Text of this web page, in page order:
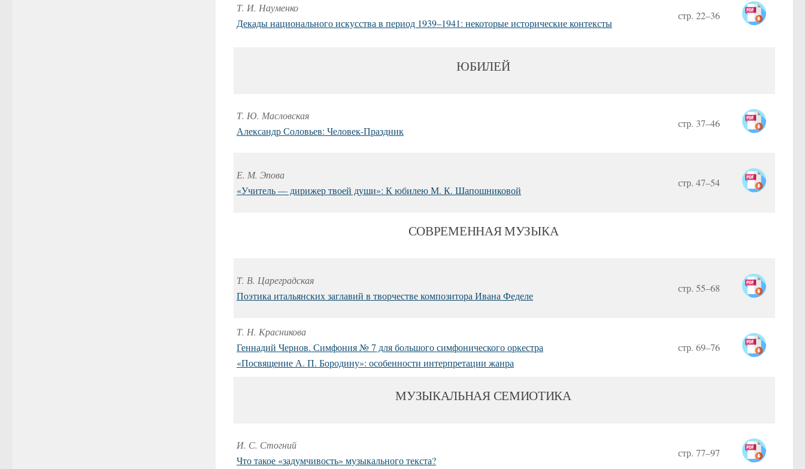
Т. И. Науменко
Декады национального искусства в период 1939–1941: некоторые исторические контексты
стр. 22–36
ЮБИЛЕЙ
Т. Ю. Масловская
Александр Соловьев: Человек-Праздник
стр. 37–46
Е. М. Эпова
«Учитель — дирижер твоей души»: К юбилею М. К. Шапошниковой
стр. 47–54
СОВРЕМЕННАЯ МУЗЫКА
Т. В. Цареградская
Поэтика итальянских заглавий в творчестве композитора Ивана Феделе
стр. 55–68
Т. Н. Красникова
Геннадий Чернов. Симфония № 7 для большого симфонического оркестра
«Посвящение А. П. Бородину»: особенности интерпретации жанра
стр. 69–76
МУЗЫКАЛЬНАЯ СЕМИОТИКА
И. С. Стогний
Что такое «задумчивость» музыкального текста?
стр. 77–97